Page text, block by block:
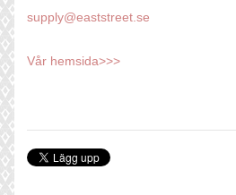
supply@eaststreet.se
Vår hemsida>>>